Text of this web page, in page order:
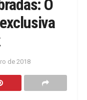
O
de 2018